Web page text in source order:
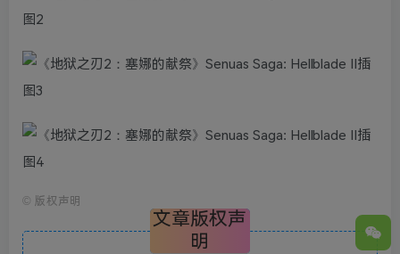
© 版权声明
文章版权声
明